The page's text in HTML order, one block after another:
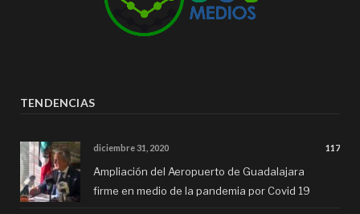
TENDENCIAS
diciembre 31, 2020 117
Ampliación del Aeropuerto de Guadalajara
firme en medio de la pandemia por Covid 19